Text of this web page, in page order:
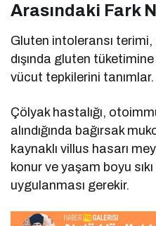
Arasındaki Fark
Gluten intoleransı terimi,
dışında gluten
vücut tepkilerini tanımlar.
Çölyak hastalığı,
alındığında bağırsak
kaynaklı villus hasarı
konur ve yaşam boyu
uygulanması gerekir.